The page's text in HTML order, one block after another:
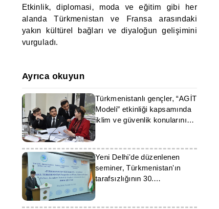
Etkinlik, diplomasi, moda ve eğitim gibi her
alanda Türkmenistan ve Fransa arasındaki
yakın kültürel bağları ve diyaloğun gelişimini
vurguladı.
Ayrıca okuyun
Türkmenistanlı gençler, “AGİT
Modeli” etkinliği kapsamında
iklim ve güvenlik konularını
ele aldı
Yeni Delhi'de düzenlenen
seminer, Türkmenistan'ın
tarafsızlığının 30.
yıldönümünü kutladı